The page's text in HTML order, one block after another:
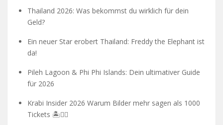
Thailand 2026: Was bekommst du wirklich für dein
Geld?
Ein neuer Star erobert Thailand: Freddy the Elephant ist
da!
Pileh Lagoon & Phi Phi Islands: Dein ultimativer Guide
für 2026
Krabi Insider 2026 Warum Bilder mehr sagen als 1000
Tickets 🏝️🧗‍♂️